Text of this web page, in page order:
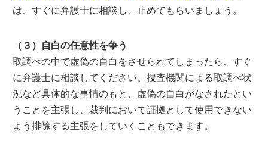
は、すぐに弁護士に相談し、止めてもらいましょう。
（３）自白の任意性を争う
取調べの中で虚偽の自白をさせられてしまったら、すぐ
に弁護士に相談してください。捜査機関による取調べ状
況など具体的な事情のもと、虚偽の自白がなされたとい
うことを主張し、裁判において証拠として使用できない
よう排除する主張をしていくこともできます。